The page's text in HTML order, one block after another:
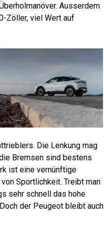
Ausserdem
Zöller, viel Wert auf
Die Lenkung mag
Bremsen sind bestens
ist eine vernünftige
Sportlichkeit. Treibt man
sehr schnell das hohe
der Peugeot bleibt auch